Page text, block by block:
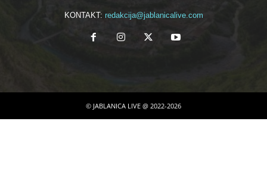
KONTAKT: redakcija@jablanicalive.com
© JABLANICA LIVE @ 2022-2026